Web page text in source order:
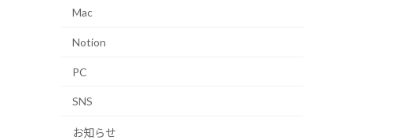
Mac
Notion
PC
SNS
お知らせ